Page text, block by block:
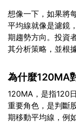
想像一下，如果將
平均線就像是濾鏡
期趨勢方向。投資
為什麼120MA
120MA，是指120
重要角色，是判斷
期移動平均線，例